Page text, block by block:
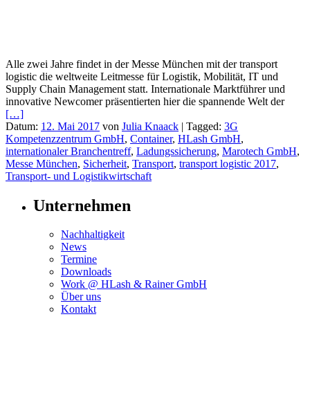
Alle zwei Jahre findet in der Messe München mit der transport
logistic die weltweite Leitmesse für Logistik, Mobilität, IT und
Supply Chain Management statt. Internationale Marktführer und
innovative Newcomer präsentierten hier die spannende Welt der
[…]
Datum: 12. Mai 2017 von Julia Knaack | Tagged: 3G
Kompetenzzentrum GmbH, Container, HLash GmbH,
internationaler Branchentreff, Ladungssicherung, Marotech GmbH,
Messe München, Sicherheit, Transport, transport logistic 2017,
Transport- und Logistikwirtschaft
Unternehmen
Nachhaltigkeit
News
Termine
Downloads
Work @ HLash & Rainer GmbH
Über uns
Kontakt